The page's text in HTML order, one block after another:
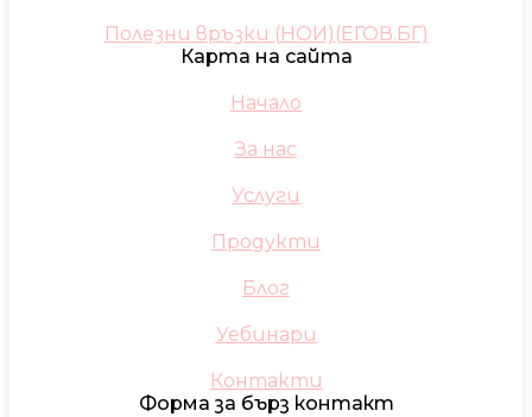
Полезни връзки (НОИ)(ЕГОВ.БГ)
Карта на сайта
Начало
За нас
Услуги
Продукти
Блог
Уебинари
Контакти
Форма за бърз контакт